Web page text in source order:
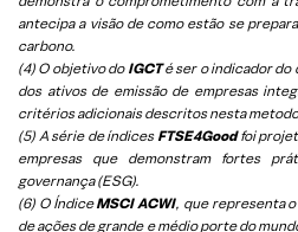
antecipa a visão de como estão se
carbono.
(4) O objetivo do IGCTé ser o indicador do
dos ativos de emissão de empresas
critérios adicionais descritos nesta
(5) A série de índices FTSE4Goodfoi
empresas que demonstram fortes
governança (ESG).
(6) O ÍndiceMSCI ACWI, que representa
de ações de grande e médio porte do